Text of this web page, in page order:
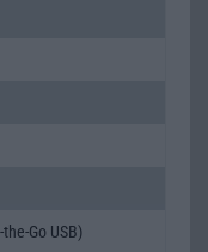
the-Go USB)